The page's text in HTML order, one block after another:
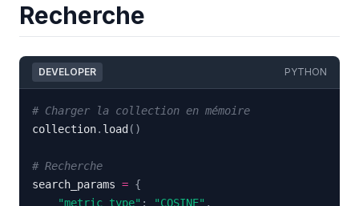
Recherche
DEVELOPER PYTHON
# Charger la collection en mémoire
collection. load ( )
# Recherche
search_params = {
"metric_type" : "COSINE" ,